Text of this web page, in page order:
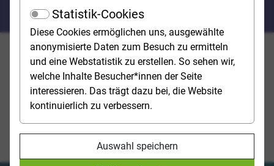
Statistik-Cookies
Diese Cookies ermöglichen uns, ausgewählte
anonymisierte Daten zum Besuch zu ermitteln
und eine Webstatistik zu erstellen. So sehen wir,
welche Inhalte Besucher*innen der Seite
interessieren. Das trägt dazu bei, die Website
kontinuierlich zu verbessern.
Auswahl speichern
Medizin studieren
AUS LEIDENSCHAFT IN DIE
MEDIZIN
Disziplin, Durchhaltevermögen, Empathie und
fürs Berufsleben als Ärztin oder Arzt.